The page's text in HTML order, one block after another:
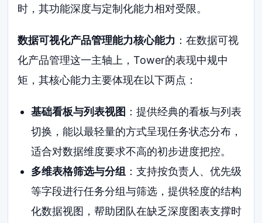
时，其功能深度与定制化能力相对受限。
数据可视化产品管理能力核心能力 ：在数据可视
化产品管理这一主轴上，Tower的表现中规中
矩，其核心能力主要体现在以下两点：
基础看板与列表视图 ：提供经典的看板与列表
切换，能以最轻量的方式呈现任务状态分布，
适合对数据维度要求不高的初步进度把控。
多维表格筛选与分组 ：支持按负责人、优先级
等字段进行任务分组与筛选，提供轻度的结构
化数据视图，帮助团队在缺乏深度图表支撑时